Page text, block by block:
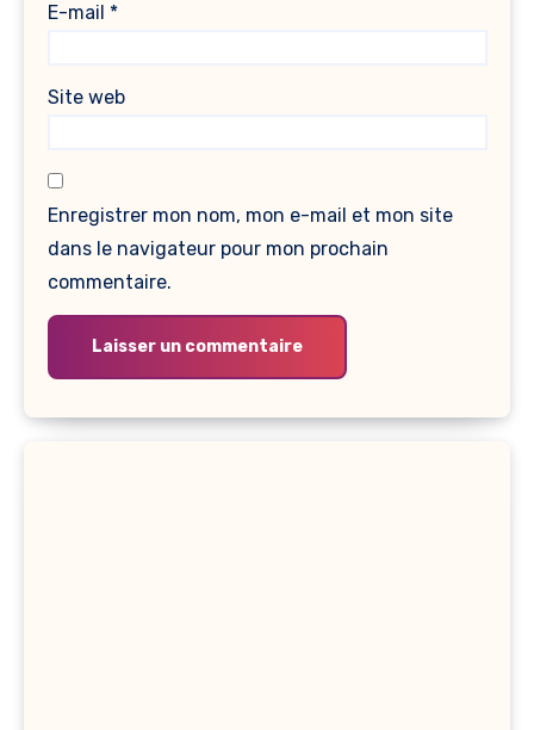
E-mail *
Site web
Enregistrer mon nom, mon e-mail et mon site
dans le navigateur pour mon prochain
commentaire.